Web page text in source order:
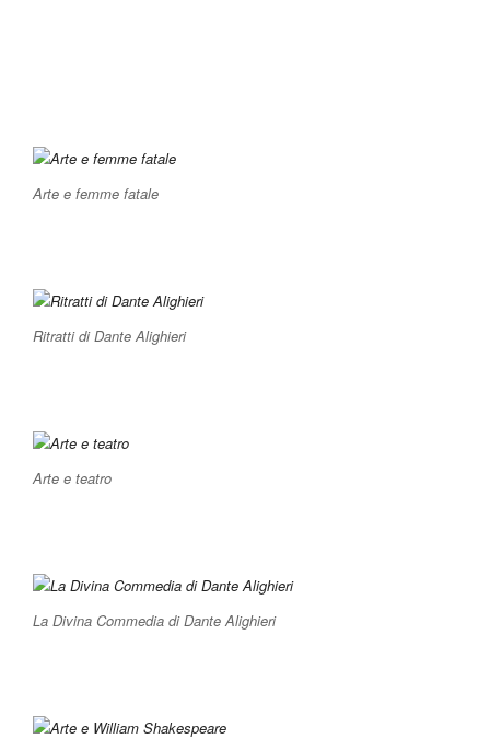
Arte e femme fatale
Ritratti di Dante Alighieri
Arte e teatro
La Divina Commedia di Dante Alighieri